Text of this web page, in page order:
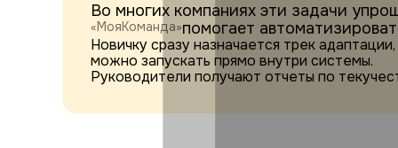
Во многих компаниях эти задачи
«МояКоманда»помогает
Новичку сразу назначается трек
можно запускать прямо внутри системы.
Руководители получают отчеты по